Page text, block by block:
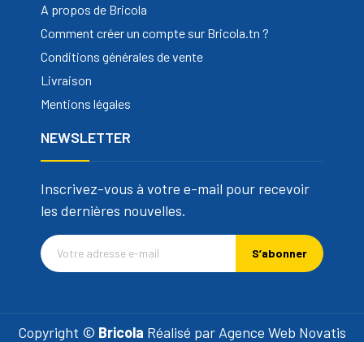
A propos de Bricola
Comment créer un compte sur Bricola.tn ?
Conditions générales de vente
Livraison
Mentions légales
NEWSLETTER
Inscrivez-vous à votre e-mail pour recevoir
les dernières nouvelles.
S’abonner
Copyright © Bricola Réalisé par Agence Web Novatis